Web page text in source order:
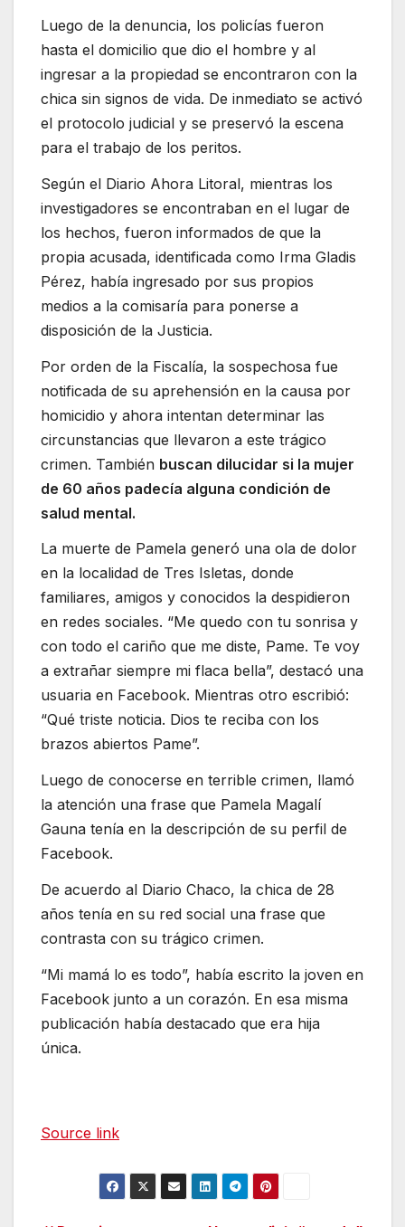
Luego de la denuncia, los policías fueron
hasta el domicilio que dio el hombre y al
ingresar a la propiedad se encontraron con la
chica sin signos de vida. De inmediato se activó
el protocolo judicial y se preservó la escena
para el trabajo de los peritos.
Según el Diario Ahora Litoral, mientras los
investigadores se encontraban en el lugar de
los hechos, fueron informados de que la
propia acusada, identificada como Irma Gladis
Pérez, había ingresado por sus propios
medios a la comisaría para ponerse a
disposición de la Justicia.
Por orden de la Fiscalía, la sospechosa fue
notificada de su aprehensión en la causa por
homicidio y ahora intentan determinar las
circunstancias que llevaron a este trágico
crimen. También buscan dilucidar si la mujer
de 60 años padecía alguna condición de
salud mental.
La muerte de Pamela generó una ola de dolor
en la localidad de Tres Isletas, donde
familiares, amigos y conocidos la despidieron
en redes sociales. “Me quedo con tu sonrisa y
con todo el cariño que me diste, Pame. Te voy
a extrañar siempre mi flaca bella”, destacó una
usuaria en Facebook. Mientras otro escribió:
“Qué triste noticia. Dios te reciba con los
brazos abiertos Pame”.
Luego de conocerse en terrible crimen, llamó
la atención una frase que Pamela Magalí
Gauna tenía en la descripción de su perfil de
Facebook.
De acuerdo al Diario Chaco, la chica de 28
años tenía en su red social una frase que
contrasta con su trágico crimen.
“Mi mamá lo es todo”, había escrito la joven en
Facebook junto a un corazón. En esa misma
publicación había destacado que era hija
única.
Source link